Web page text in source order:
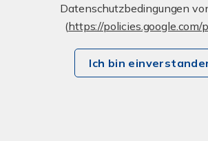
Datenschutzbedingungen
(https://policies.google.com/
Ich bin